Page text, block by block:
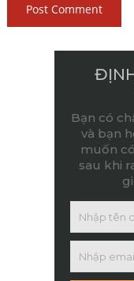
Bạn có
và bạn
muốn
sau khi